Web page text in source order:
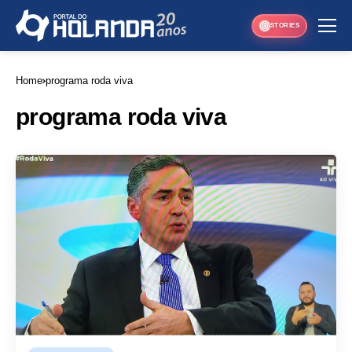
STORIES
Home programa roda viva
programa roda viva